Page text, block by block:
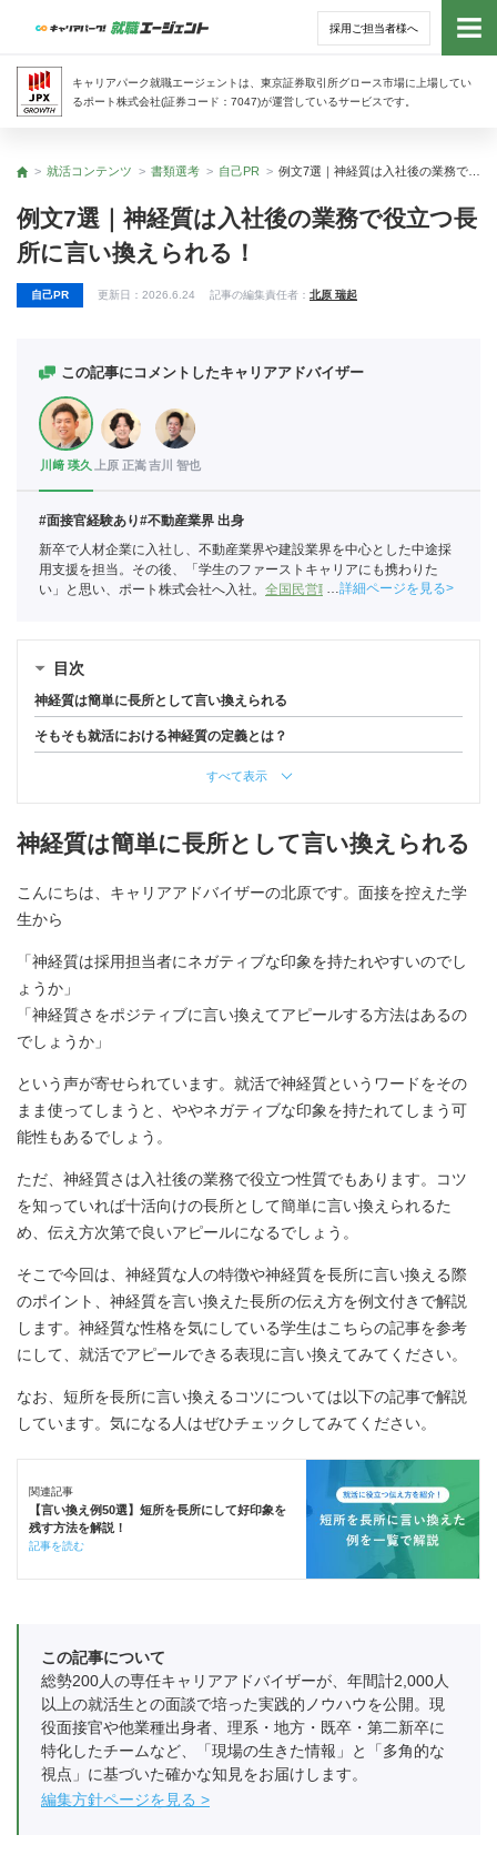
採用ご担当者様へ
キャリアパーク就職エージェントは、東京証券取引所グロース市場に上場してい
るポート株式会社(証券コード：7047)が運営しているサービスです。
トッ
トップ
就活コンテンツ 書類選考 自己PR
例文7選｜神経質は入社後の業務で役立つ長
所に言い換えられる！
自己PR 更新日： 2026.6.24 記事の編集責任者： 北原 瑞起
この記事にコメントしたキャリアアドバイザー
川﨑 瑛久 上原 正嵩吉川 智也
#面接官経験あり#不動産業界 出身
新卒で人材企業に入社し、不動産業界や建設業界を中心とした中途採
用支援を担当。その後、「学生のファーストキャリアにも携わりた
い」と思い、ポート株式会社へ入社。 全国民営職業紹介事業協会職業
詳細ページを見る
目次
神経質は簡単に長所として言い換えられる
そもそも就活における神経質の定義とは？
すべて表示
神経質は簡単に長所として言い換えられる
こんにちは、キャリアアドバイザーの北原です。面接を控えた学
生から
「神経質は採用担当者にネガティブな印象を持たれやすいのでし
ょうか」
「神経質さをポジティブに言い換えてアピールする方法はあるの
でしょうか」
という声が寄せられています。就活で神経質というワードをその
まま使ってしまうと、ややネガティブな印象を持たれてしまう可
能性もあるでしょう。
ただ、神経質さは入社後の業務で役立つ性質でもあります。コツ
を知っていれば十活向けの長所として簡単に言い換えられるた
め、伝え方次第で良いアピールになるでしょう。
そこで今回は、神経質な人の特徴や神経質を長所に言い換える際
のポイント、神経質を言い換えた長所の伝え方を例文付きで解説
します。神経質な性格を気にしている学生はこちらの記事を参考
にして、就活でアピールできる表現に言い換えてみてください。
なお、短所を長所に言い換えるコツについては以下の記事で解説
しています。気になる人はぜひチェックしてみてください。
関連記事
【言い換え例50選】短所を長所にして好印象を
残す方法を解説！
記事を読む
この記事について
総勢200人の専任キャリアアドバイザーが、年間計2,000人
以上の就活生との面談で培った実践的ノウハウを公開。現
役面接官や他業種出身者、理系・地方・既卒・第二新卒に
特化したチームなど、「現場の生きた情報」と「多角的な
視点」に基づいた確かな知見をお届けします。
編集方針ページを見る